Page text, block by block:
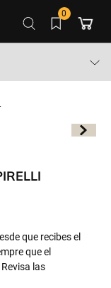
0
que recibes el
que el
las